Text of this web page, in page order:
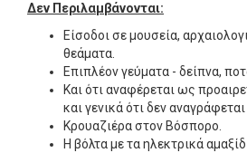
Δεν Περιλαμβάνονται:
Είσοδοι σε μουσεία,
θεάματα.
Επιπλέον γεύματα - δείπνα,
Και ότι αναφέρεται ως
και γενικά ότι δεν
Κρουαζιέρα στον Βόσπορο.
Η βόλτα με τα ηλεκτρικά